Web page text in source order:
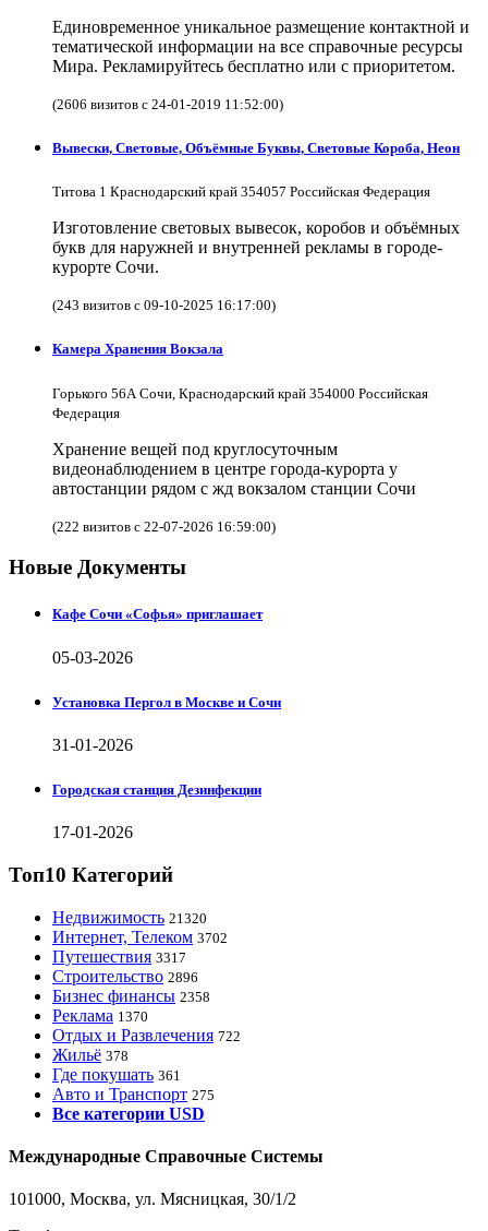
Единовременное уникальное размещение контактной и
тематической информации на все справочные ресурсы
Мира. Рекламируйтесь бесплатно или с приоритетом.
(2606 визитов с 24-01-2019 11:52:00)
Вывески, Световые, Объёмные Буквы, Световые Короба, Неон
Титова 1 Краснодарский край 354057 Российская Федерация
Изготовление световых вывесок, коробов и объёмных
букв для наружней и внутренней рекламы в городе-
курорте Сочи.
(243 визитов с 09-10-2025 16:17:00)
Камера Хранения Вокзала
Горького 56А Сочи, Краснодарский край 354000 Российская
Федерация
Хранение вещей под круглосуточным
видеонаблюдением в центре города-курорта у
автостанции рядом с жд вокзалом станции Сочи
(222 визитов с 22-07-2026 16:59:00)
Новые Документы
Кафе Сочи «Софья» приглашает
05-03-2026
Установка Пергол в Москве и Сочи
31-01-2026
Городская станция Дезинфекции
17-01-2026
Топ10 Категорий
Недвижимость 21320
Интернет, Телеком 3702
Путешествия 3317
Строительство 2896
Бизнес финансы 2358
Реклама 1370
Отдых и Развлечения 722
Жильё 378
Где покушать 361
Авто и Транспорт 275
Все категории USD
Международные Справочные Системы
101000, Москва, ул. Мясницкая, 30/1/2